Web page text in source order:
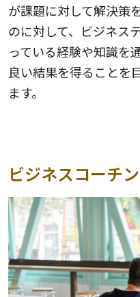
が課題に対して解決策
のに対して、ビジネス
っている経験や知識を
良い結果を得ることを
ます。
ビジネスコーチ